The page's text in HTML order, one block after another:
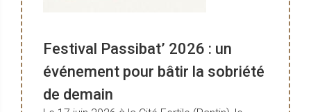
Festival Passibat’ 2026 : un
événement pour bâtir la sobriété
de demain